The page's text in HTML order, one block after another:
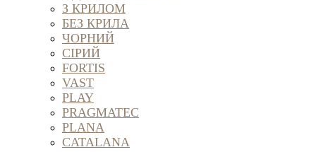
З КРИЛОМ
БЕЗ КРИЛА
ЧОРНИЙ
СІРИЙ
FORTIS
VAST
PLAY
PRAGMATEC
PLANA
CATALANA